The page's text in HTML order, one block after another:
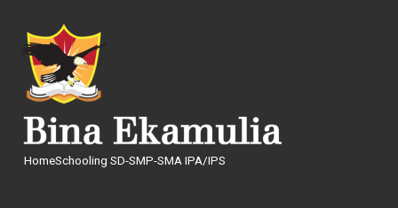
HomeSchooling SD-SMP-SMA IPA/IPS